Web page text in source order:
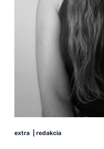
extra redakcia